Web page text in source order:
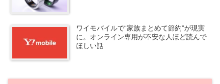
ワイモバイルで“家族まとめて節約”が現実
に。オンライン専用が不安な人ほど読んで
ほしい話